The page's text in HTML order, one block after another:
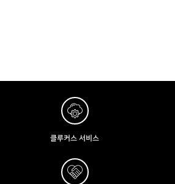
클루커스 서비스